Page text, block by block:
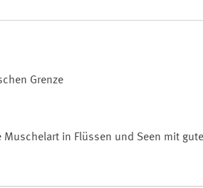
Grenze
Muschelart in Flüssen und Seen mit